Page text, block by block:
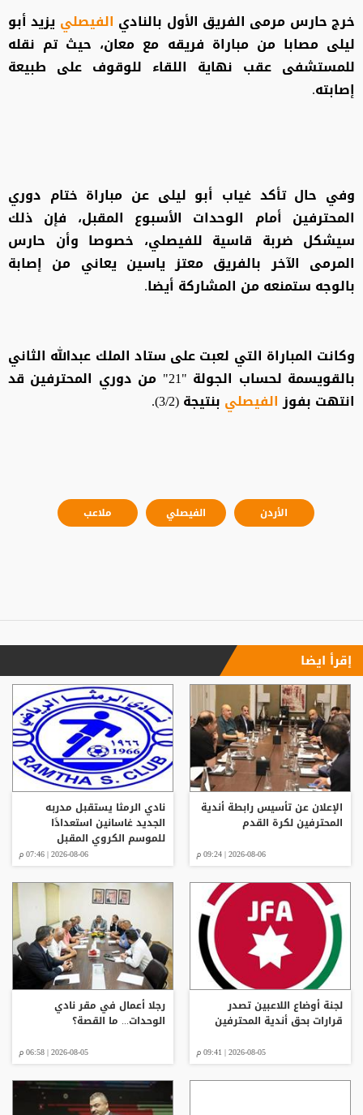
خرج حارس مرمى الفريق الأول بالنادي الفيصلي يزيد أبو
ليلى مصابا من مباراة فريقه مع معان، حيث تم نقله
للمستشفى عقب نهاية اللقاء للوقوف على طبيعة
إصابته.
وفي حال تأكد غياب أبو ليلى عن مباراة ختام دوري
المحترفين أمام الوحدات الأسبوع المقبل، فإن ذلك
سيشكل ضربة قاسية للفيصلي، خصوصا وأن حارس
المرمى الآخر بالفريق معتز ياسين يعاني من إصابة
بالوجه ستمنعه من المشاركة أيضا.
وكانت المباراة التي لعبت على ستاد الملك عبدالله الثاني
بالقويسمة لحساب الجولة "21" من دوري المحترفين قد
انتهت بفوزالفيصلي بنتيجة (3/2).
الأردن الفيصلي ملاعب
إقرأ ايضا
الإعلان عن تأسيس رابطة أندية
المحترفين لكرة القدم
2026-08-06 | 09:24 م
نادي الرمثا يستقبل مدربه
الجديد غاسانين استعدادًا
للموسم الكروي المقبل
2026-08-06 | 07:46 م
لجنة أوضاع اللاعبين تصدر
قرارات بحق أندية المحترفين
2026-08-05 | 09:41 م
رجلا أعمال في مقر نادي
الوحدات... ما القصة؟
2026-08-05 | 06:58 م